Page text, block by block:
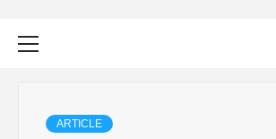
ARTICLE